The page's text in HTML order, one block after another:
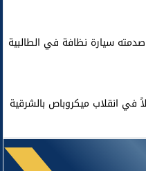
سيارة نظافة في الطالبية